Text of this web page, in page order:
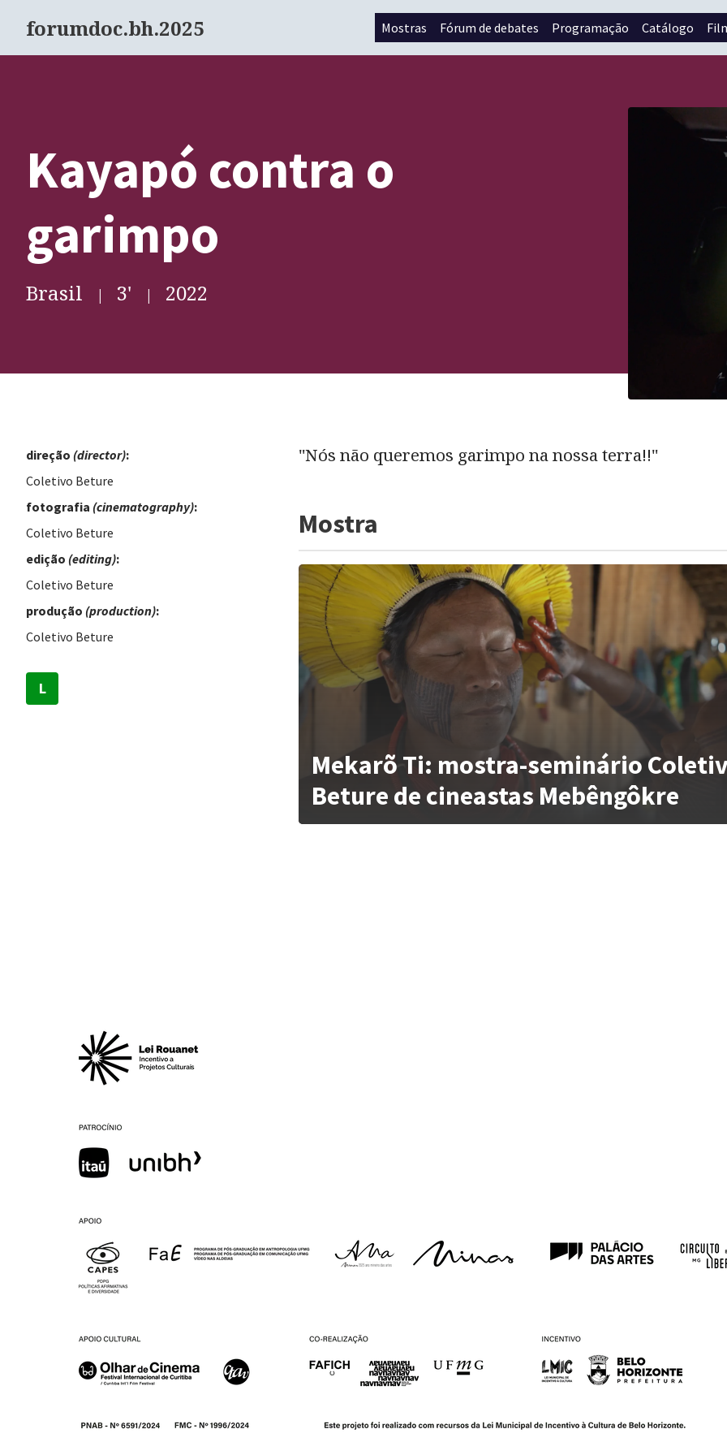
forumdoc.bh.2025 Mostras Fórum de debates Programação Catálogo
Kayapó contra o
garimpo
Brasil 3' 2022
direção (director):
Coletivo Beture
fotografia (cinematography):
Coletivo Beture
edição (editing):
Coletivo Beture
produção (production):
Coletivo Beture
L
"Nós não queremos garimpo na nossa terra!!"
Mostra
Mekarõ Ti: mostra-seminário
Beture de cineastas Mebêngôkre